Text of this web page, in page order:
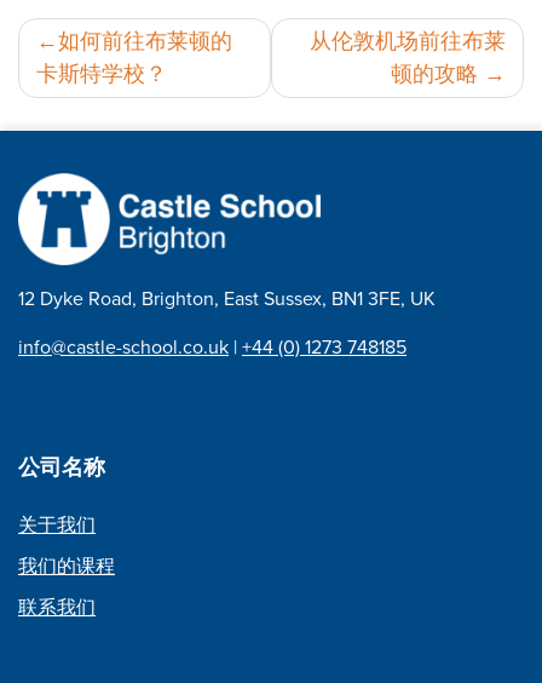
邮
政
导
航
如何前往布莱顿的
卡斯特学校？
从伦敦机场前往布莱
顿的攻略
12 Dyke Road, Brighton, East Sussex, BN1 3FE, UK
info@castle-school.co.uk |+44 (0) 1273 748185
公司名称
关于我们
我们的课程
联系我们